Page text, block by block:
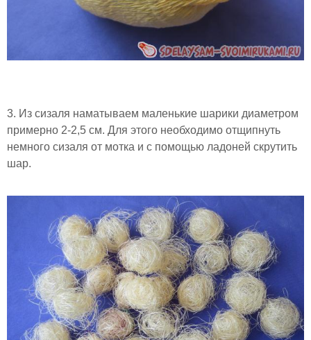
3. Из сизаля наматываем маленькие шарики диаметром
примерно 2-2,5 см. Для этого необходимо отщипнуть
немного сизаля от мотка и с помощью ладоней скрутить
шар.